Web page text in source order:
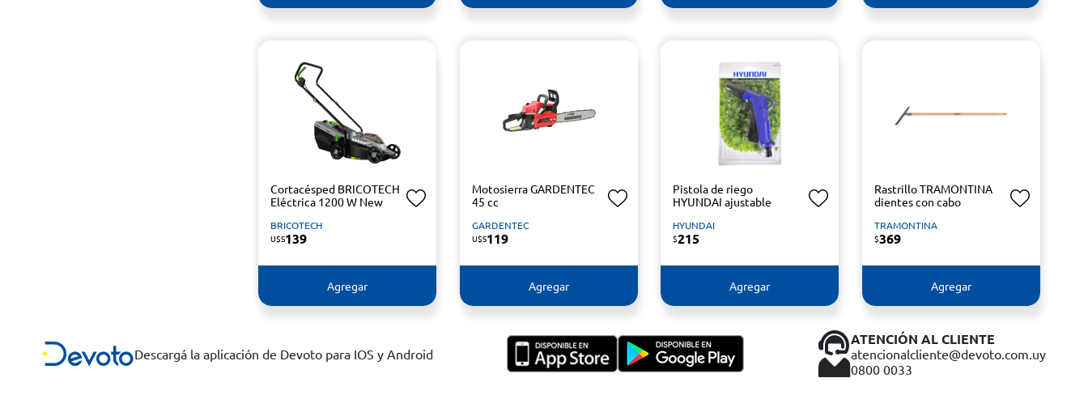
Cortacésped BRICOTECH
Eléctrica 1200 W New
BRICOTECH
U$S139
Agregar
Motosierra GARDENTEC
45 cc
GARDENTEC
U$S119
Agregar
Pistola de riego
HYUNDAI ajustable
HYUNDAI
$215
Agregar
Rastrillo TRAMONTINA
dientes con cabo
TRAMONTINA
$369
Agregar
Descargá la aplicación de Devoto para IOS y Android
ATENCIÓN AL CLIENTE
atencionalcliente@devoto.com.uy
0800 0033